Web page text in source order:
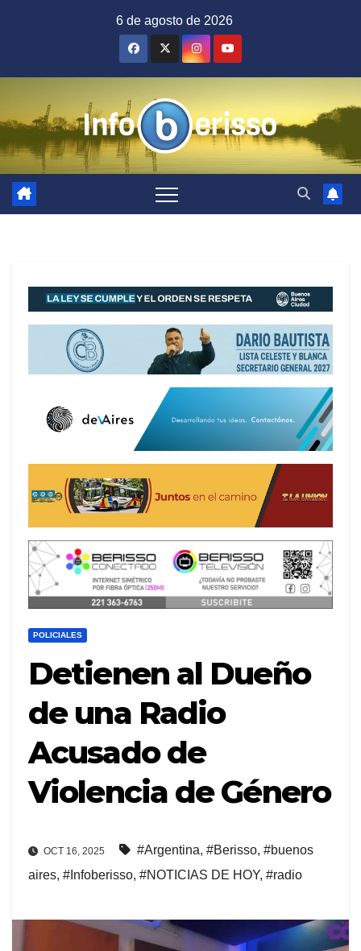
6 de agosto de 2026
POLICIALES
Detienen al Dueño
de una Radio
Acusado de
Violencia de Género
OCT 16, 2025 #Argentina, #Berisso, #buenos
aires, #Infoberisso, #NOTICIAS DE HOY, #radio